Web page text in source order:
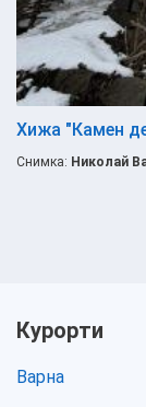
Хижа "Камен
Снимка: Николай
Курорти
Варна